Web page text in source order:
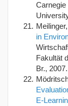
Carnegie
in
Fakultät
Br., 2007.
E-